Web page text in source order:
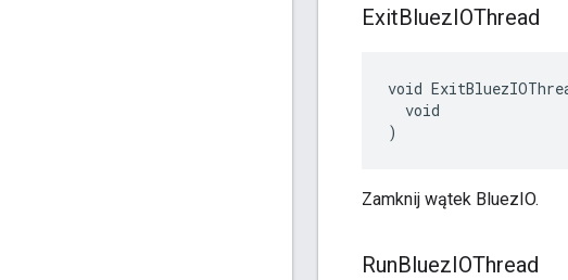
ExitBluezIOThread
void
  void
)
Zamknij wątek BluezIO.
RunBluezIOThread